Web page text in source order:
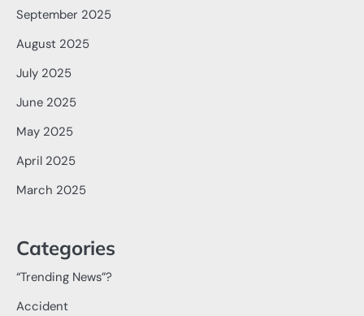
September 2025
August 2025
July 2025
June 2025
May 2025
April 2025
March 2025
Categories
“Trending News”?
Accident